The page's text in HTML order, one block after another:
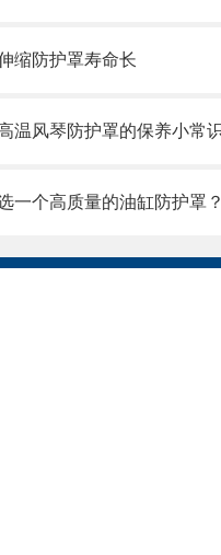
缩防护罩寿命长
一个高质量的油缸防护罩？